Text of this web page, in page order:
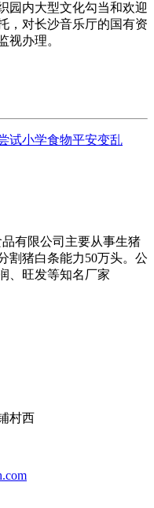
园内大型文化勾当和欢迎
，对长沙音乐厅的国有资
视办理。
试小学食物平安变乱
品有限公司主要从事生猪
割猪白条能力50万头。公
、旺发等知名厂家
村西